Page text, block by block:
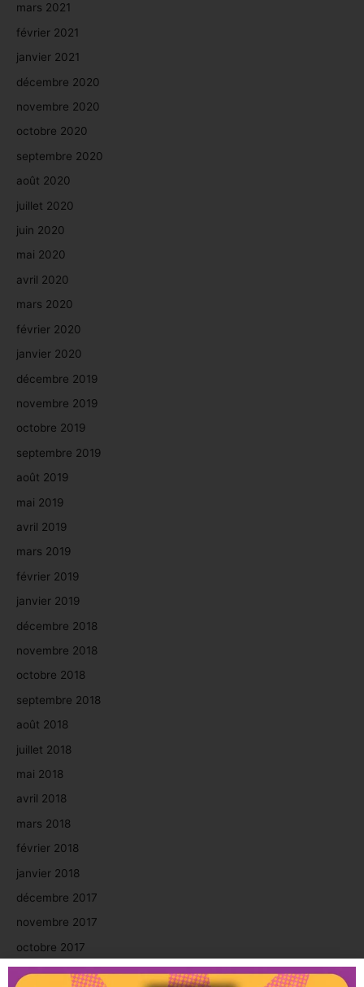
mars 2021
février 2021
janvier 2021
décembre 2020
novembre 2020
octobre 2020
septembre 2020
août 2020
juillet 2020
juin 2020
mai 2020
avril 2020
mars 2020
février 2020
janvier 2020
décembre 2019
novembre 2019
octobre 2019
septembre 2019
août 2019
mai 2019
avril 2019
mars 2019
février 2019
janvier 2019
décembre 2018
novembre 2018
octobre 2018
septembre 2018
août 2018
juillet 2018
mai 2018
avril 2018
mars 2018
février 2018
janvier 2018
décembre 2017
novembre 2017
octobre 2017
septembre 2017